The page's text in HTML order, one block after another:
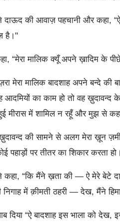
की आवाज़ पहचानी और कहा, “ऐ
है।"
“मेरा मालिक क्यूँ अपने ख़ादिम के
मेरा मालिक बादशाह अपने बन्दे की
का काम हो तो वह ख़ुदावन्द
मीरास में शामिल न रहूँ और मुझ से
की सामने से अलग मेरा ख़ून
पहाड़ों पर तीतर का शिकार करता
“कि मैंने ख़ता की — ऐ मेरे बेटे
में क़ीमती ठहरी — देख, मैंने
दिया “ऐ बादशाह इस भाला को